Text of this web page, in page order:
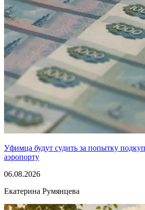
Уфимца будут судить за попытку
аэропорту
06.08.2026
Екатерина Румянцева